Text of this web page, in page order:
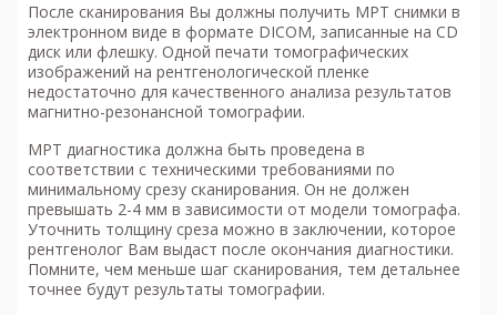
После сканирования Вы должны получить МРТ снимки в
электронном виде в формате DICOM, записанные на CD
диск или флешку. Одной печати томографических
изображений на рентгенологической пленке
недостаточно для качественного анализа результатов
магнитно-резонансной томографии.
МРТ диагностика должна быть проведена в
соответствии с техническими требованиями по
минимальному срезу сканирования. Он не должен
превышать 2-4 мм в зависимости от модели томографа.
Уточнить толщину среза можно в заключении, которое
рентгенолог Вам выдаст после окончания диагностики.
Помните, чем меньше шаг сканирования, тем детальнее
точнее будут результаты томографии.